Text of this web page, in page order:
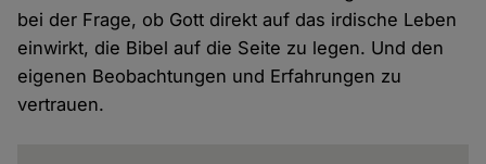
bei der Frage, ob Gott direkt auf das irdische Leben
einwirkt, die Bibel auf die Seite zu legen. Und den
eigenen Beobachtungen und Erfahrungen zu
vertrauen.